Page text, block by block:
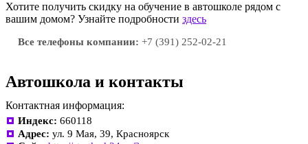
Хотите получить скидку на обучение в автошколе рядом с
вашим домом? Узнайте подробности здесь
Все телефоны компании: +7 (391) 252-02-21
Автошкола и контакты
Контактная информация:
Индекс: 660118
Адрес: ул. 9 Мая, 39, Красноярск